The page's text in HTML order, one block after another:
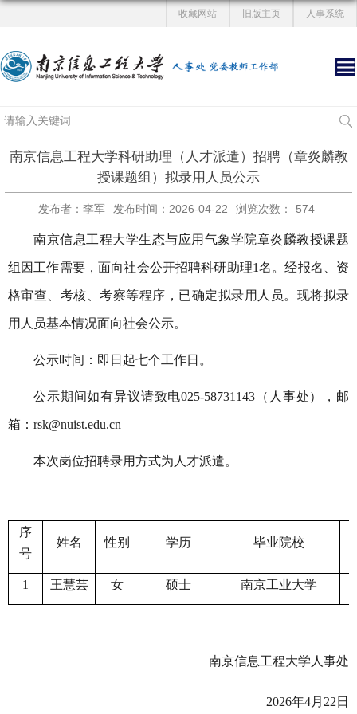
人事系统
旧版主页
收藏网站
南京信息工程大学科研助理（人才派遣）招聘（章炎麟教
授课题组）拟录用人员公示
发布者：李军 发布时间：2026-04-22 浏览次数： 574
南京信息工程大学生态与应用气象学院章炎麟教授课题
组因工作需要，面向社会公开招聘科研助理1名。经报名、资
格审查、考核、考察等程序，已确定拟录用人员。现将拟录
用人员基本情况面向社会公示。
公示时间：即日起七个工作日。
公示期间如有异议请致电025-58731143 （人事处），邮
箱： rsk@nuist.edu.cn
本次岗位招聘录用方式为人才派遣。
序
号
姓名 性别 学历 毕业院校
1 王慧芸 女 硕士 南京工业大学
南京信息工程大学人事处
2026年4月 22 日